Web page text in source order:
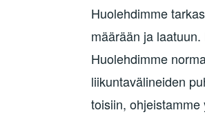
Huolehdimme
määrään ja
Huolehdimme
liikuntavälineiden
toisiin,